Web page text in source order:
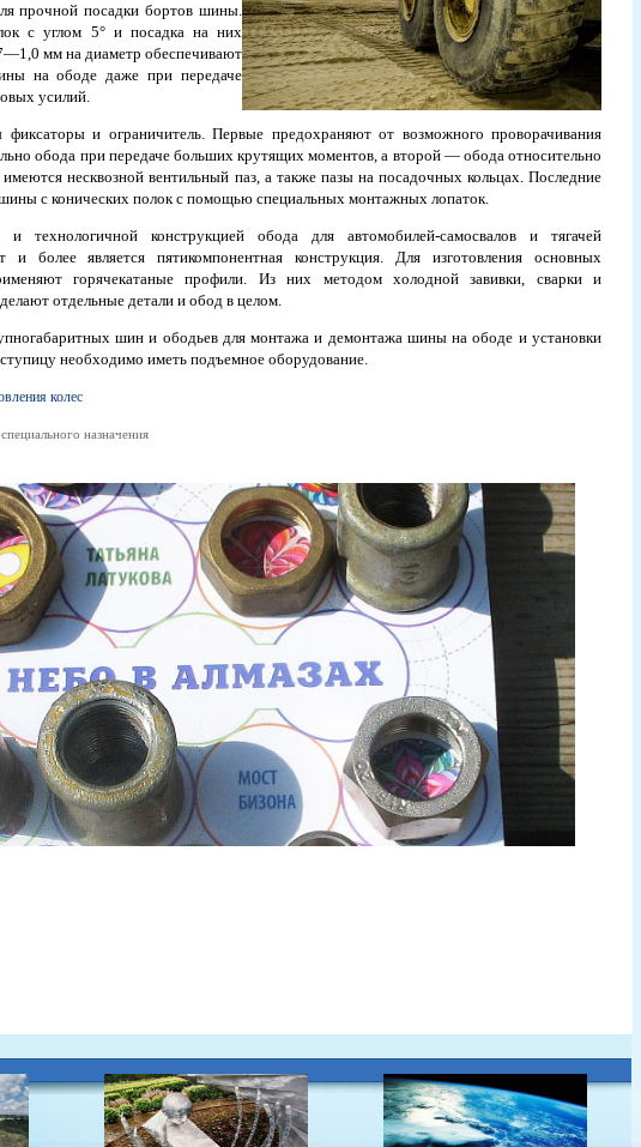
прочной посадки бортов шины.
с углом 5° и посадка на них
мм на диаметр обеспечивают
на ободе даже при передаче
усилий.
и ограничитель. Первые предохраняют от возможного проворачивания
обода при передаче больших крутящих моментов, а второй — обода относительно
несквозной вентильный паз, а также пазы на посадочных кольцах. Последние
с конических полок с помощью специальных монтажных лопаток.
и технологичной конструкцией обода для автомобилей-самосвалов и тягачей
и более является пятикомпонентная конструкция. Для изготовления основных
горячекатаные профили. Из них методом холодной завивки, сварки и
отдельные детали и обод в целом.
шин и ободьев для монтажа и демонтажа шины на ободе и установки
необходимо иметь подъемное оборудование.
колес
назначения